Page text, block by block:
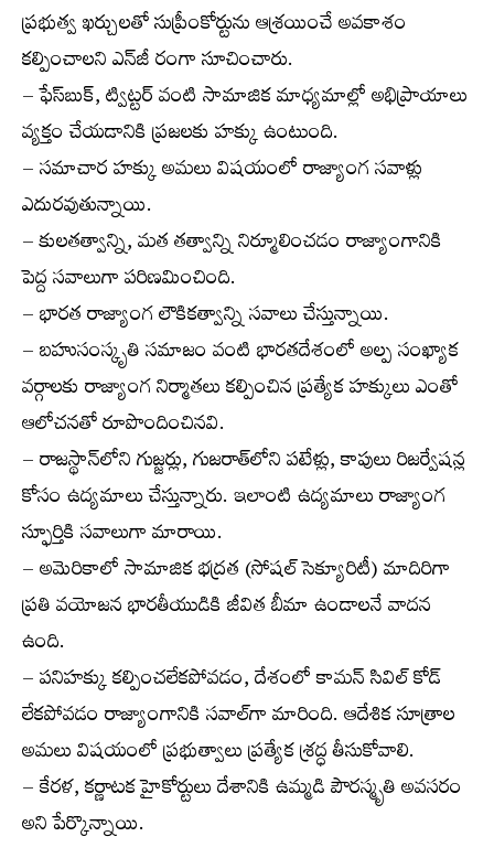
ప్రభుత్వ ఖర్చులతో సుప్రీంకోర్టును ఆశ్రయించే అవకాశం
కల్పించాలని ఎన్‌జీ రంగా సూచించారు.
– ఫేస్‌బుక్, ట్విట్టర్ వంటి సామాజిక మాధ్యమాల్లో అభిప్రాయాలు
వ్యక్తం చేయడానికి ప్రజలకు హక్కు ఉంటుంది.
– సమాచార హక్కు అమలు విషయంలో రాజ్యాంగ సవాళ్లు
ఎదురవుతున్నాయి.
– కులతత్వాన్ని, మత తత్వాన్ని నిర్మూలించడం రాజ్యాంగానికి
పెద్ద సవాలుగా పరిణమించింది.
– భారత రాజ్యాంగ లౌకికత్వాన్ని సవాలు చేస్తున్నాయి.
– బహుసంస్కృతి సమాజం వంటి భారతదేశంలో అల్ప సంఖ్యాక
వర్గాలకు రాజ్యాంగ నిర్మాతలు కల్పించిన ప్రత్యేక హక్కులు ఎంతో
ఆలోచనతో రూపొందించినవి.
– రాజస్థాన్‌లోని గుజ్జర్లు, గుజరాత్‌లోని పటేళ్లు, కాపులు రిజర్వేషన్ల
కోసం ఉద్యమాలు చేస్తున్నారు. ఇలాంటి ఉద్యమాలు రాజ్యాంగ
స్ఫూర్తికి సవాలుగా మారాయి.
– అమెరికాలో సామాజిక భద్రత (సోషల్ సెక్యూరిటీ) మాదిరిగా
ప్రతి వయోజన భారతీయుడికి జీవిత బీమా ఉండాలనే వాదన
ఉంది.
– పనిహక్కు కల్పించలేకపోవడం, దేశంలో కామన్ సివిల్ కోడ్
లేకపోవడం రాజ్యాంగానికి సవాల్‌గా మారింది. ఆదేశిక సూత్రాల
అమలు విషయంలో ప్రభుత్వాలు ప్రత్యేక శ్రద్ధ తీసుకోవాలి.
– కేరళ, కర్ణాటక హైకోర్టులు దేశానికి ఉమ్మడి పౌరస్మృతి అవసరం
అని పేర్కొన్నాయి.